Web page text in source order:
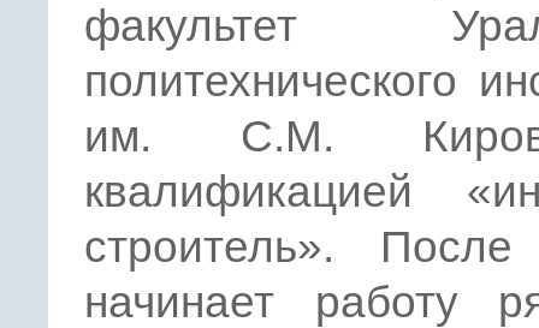
факультет
политехнического
им. С.М.
квалификацией
строитель».
начинает работу